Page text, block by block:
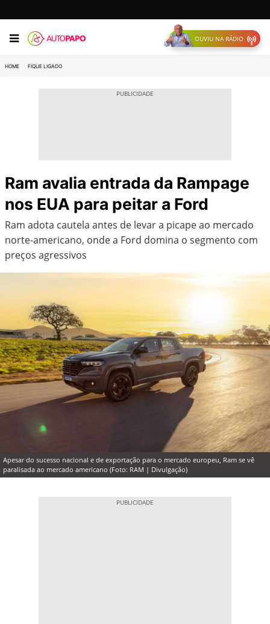
OUVIU NA RÁDIO
HOME FIQUE LIGADO
Ram avalia entrada da Rampage
nos EUA para peitar a Ford
Ram adota cautela antes de levar a picape ao mercado
norte-americano, onde a Ford domina o segmento com
preços agressivos
Apesar do sucesso nacional e de exportação para o mercado europeu, Ram se vê
paralisada ao mercado americano (Foto: RAM | Divulgação)